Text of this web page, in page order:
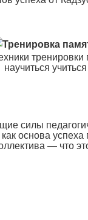
тренировки
научиться учиться
силы
основа успеха
— что